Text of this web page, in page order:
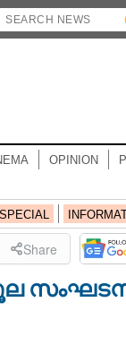
OPINION
SPECIAL
Share